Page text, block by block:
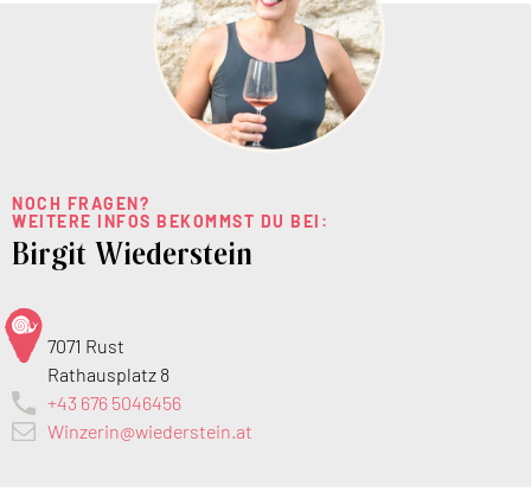
NOCH FRAGEN?
WEITERE INFOS BEKOMMST DU BEI:
Birgit Wiederstein
7071 Rust
Rathausplatz 8
+43 676 5046456
Winzerin@wiederstein.at